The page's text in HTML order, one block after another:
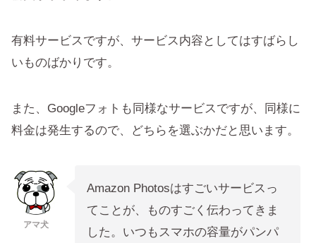
有料サービスですが、サービス内容としてはすばらし
いものばかりです。
また、Googleフォトも同様なサービスですが、同様に
料金は発生するので、どちらを選ぶかだと思います。
アマ犬
Amazon Photosはすごいサービスっ
てことが、ものすごく伝わってきま
した。いつもスマホの容量がパンパ